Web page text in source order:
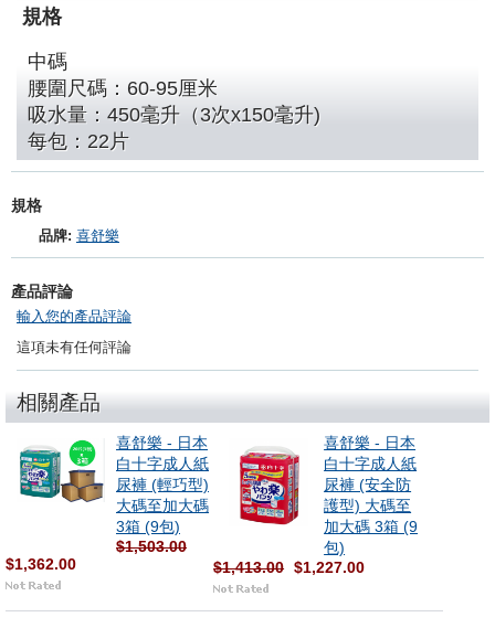
規格
中碼
腰圍尺碼：60-95厘米
吸水量：450毫升（3次x150毫升)
每包：22片
規格
品牌: 喜舒樂
產品評論
輸入您的產品評論
這項未有任何評論
相關產品
喜舒樂 - 日本
白十字成人紙
尿褲 (輕巧型)
大碼至加大碼
3箱 (9包)
$1,503.00
$1,362.00
喜舒樂 - 日本
白十字成人紙
尿褲 (安全防
護型) 大碼至
加大碼 3箱 (9
包)
$1,413.00 $1,227.00